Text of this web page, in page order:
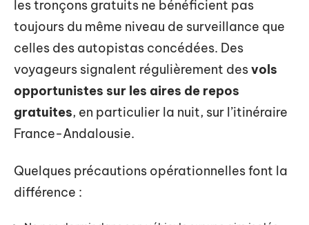
les tronçons gratuits ne bénéficient pas
toujours du même niveau de surveillance que
celles des autopistas concédées. Des
voyageurs signalent régulièrement desvols
opportunistes sur les aires de repos
gratuites, en particulier la nuit, sur l’itinéraire
France-Andalousie.
Quelques précautions opérationnelles font la
différence :